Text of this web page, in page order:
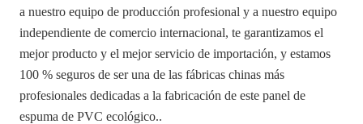
a nuestro equipo de producción profesional y a nuestro equipo
independiente de comercio internacional, te garantizamos el
mejor producto y el mejor servicio de importación, y estamos
100 % seguros de ser una de las fábricas chinas más
profesionales dedicadas a la fabricación de este panel de
espuma de PVC ecológico..